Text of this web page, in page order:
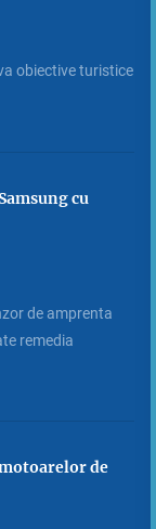
obiective turistice
cu
de amprenta
remedia
de